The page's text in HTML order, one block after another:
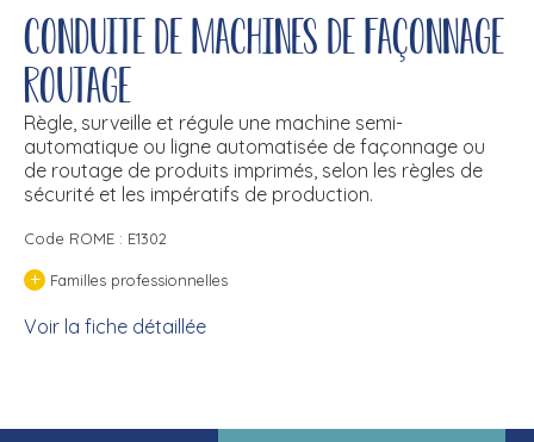
Conduite de machines de façonnage
routage
Règle, surveille et régule une machine semi-
automatique ou ligne automatisée de façonnage ou
de routage de produits imprimés, selon les règles de
sécurité et les impératifs de production.
Code ROME : E1302
+ Familles professionnelles
Voir la fiche détaillée